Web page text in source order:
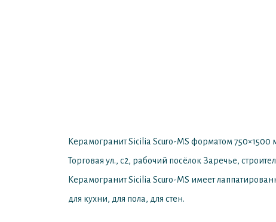
Керамогранит Sicilia Scuro-MS форматом
Торговая ул., с2, рабочий посёлок Заречье,
Керамогранит Sicilia Scuro-MS имеет
для кухни, для пола, для стен.